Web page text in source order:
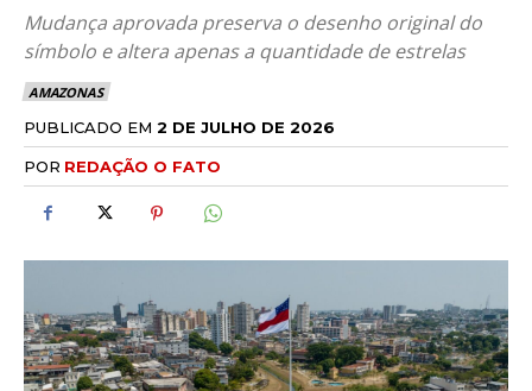
Mudança aprovada preserva o desenho original do
símbolo e altera apenas a quantidade de estrelas
AMAZONAS
PUBLICADO EM 2 DE JULHO DE 2026
POR REDAÇÃO O FATO